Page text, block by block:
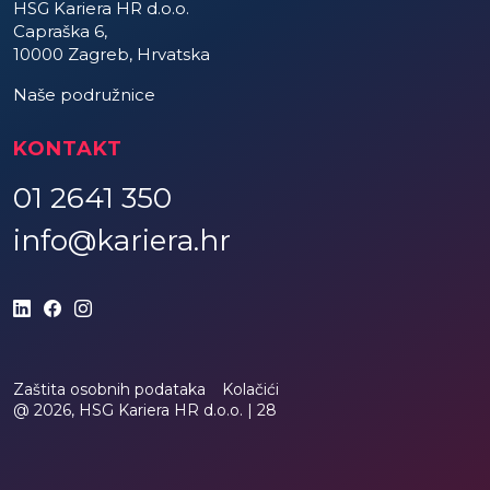
HSG Kariera HR d.o.o.
Capraška 6,
10000 Zagreb, Hrvatska
Naše podružnice
KONTAKT
01 2641 350
info@kariera.hr
Zaštita osobnih podataka
Kolačići
@ 2026, HSG Kariera HR d.o.o. | 28